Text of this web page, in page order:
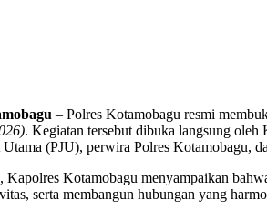
– Polres Kotamobagu resmi
. Kegiatan tersebut dibuka langsung
(PJU), perwira Polres Kotamobagu,
Kapolres Kotamobagu menyampaikan
serta membangun hubungan yang